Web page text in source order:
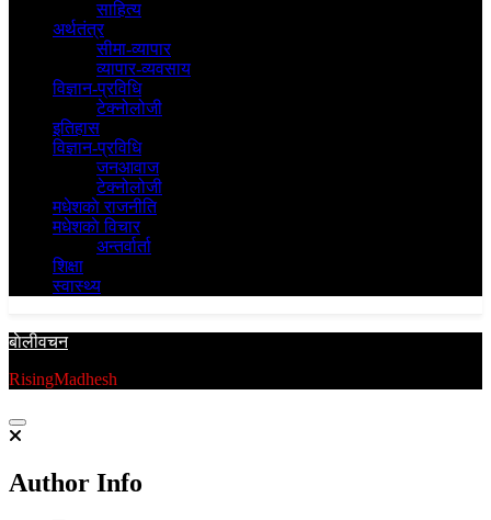
साहित्य
अर्थतंत्र
सीमा-व्यापार
व्यापार-व्यवसाय
विज्ञान-प्रविधि
टेक्नोलोजी
इतिहास
विज्ञान-प्रविधि
जनआवाज
टेक्नोलोजी
मधेशकाे राजनीति
मधेशकाे विचार
अन्तर्वार्ता
शिक्षा
स्वास्थ्य
बाेलीवचन
RisingMadhesh
Author Info